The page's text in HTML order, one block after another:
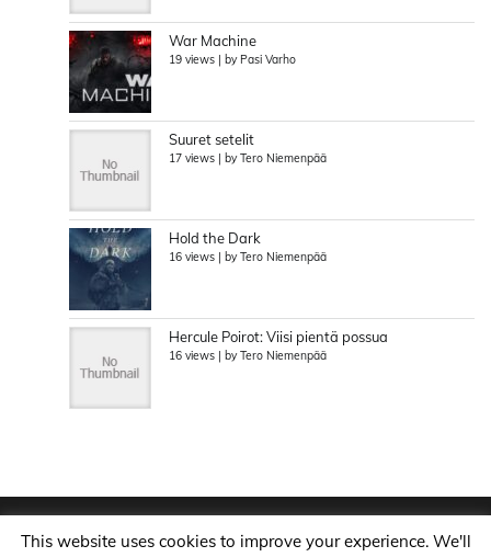
War Machine
19 views | by Pasi Varho
Suuret setelit
17 views | byTero Niemenpää
Hold the Dark
16 views | byTero Niemenpää
Hercule Poirot: Viisi pientä possua
16 views | byTero Niemenpää
This website uses cookies to improve your experience. We'll